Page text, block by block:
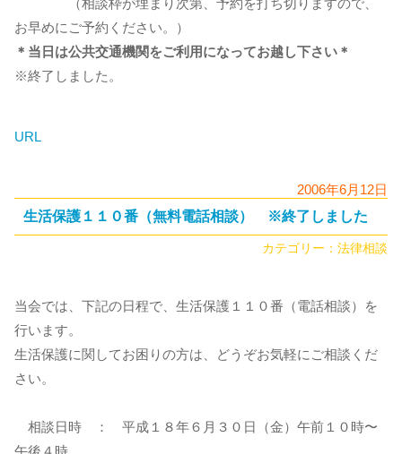
お早めにご予約ください。）
＊当日は公共交通機関をご利用になってお越し下さい＊
※終了しました。
URL
2006年6月12日
生活保護１１０番（無料電話相談） ※終了しました
カテゴリー： 法律相談
当会では、下記の日程で、生活保護１１０番（電話相談）を
行います。
生活保護に関してお困りの方は、どうぞお気軽にご相談くだ
さい。
相談日時 ： 平成１８年６月３０日（金）午前１０時〜
午後４時